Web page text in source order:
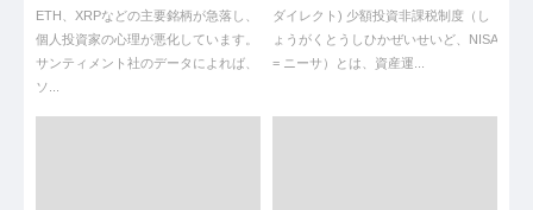
ETH、XRPなどの主要銘柄が急落し、
個人投資家の心理が悪化しています。
サンティメント社のデータによれば、
ソ...
ダイレクト) 少額投資非課税制度（し
ょうがくとうしひかぜいせいど、NISA
= ニーサ）とは、資産運...